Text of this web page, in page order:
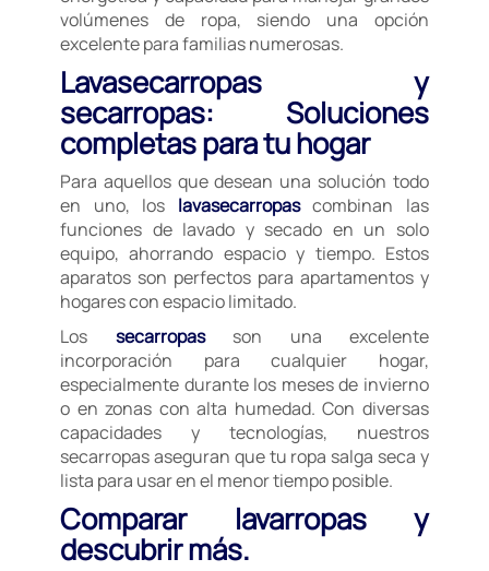
volúmenes de ropa, siendo una opción
excelente para familias numerosas.
Lavasecarropas y
secarropas: Soluciones
completas para tu hogar
Para aquellos que desean una solución todo
en uno, los lavasecarropascombinan las
funciones de lavado y secado en un solo
equipo, ahorrando espacio y tiempo. Estos
aparatos son perfectos para apartamentos y
hogares con espacio limitado.
Los secarropasson una excelente
incorporación para cualquier hogar,
especialmente durante los meses de invierno
o en zonas con alta humedad. Con diversas
capacidades y tecnologías, nuestros
secarropas aseguran que tu ropa salga seca y
lista para usar en el menor tiempo posible.
Comparar lavarropas y
descubrir más.